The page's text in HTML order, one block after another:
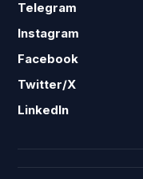
Telegram
Instagram
Facebook
Twitter/X
LinkedIn